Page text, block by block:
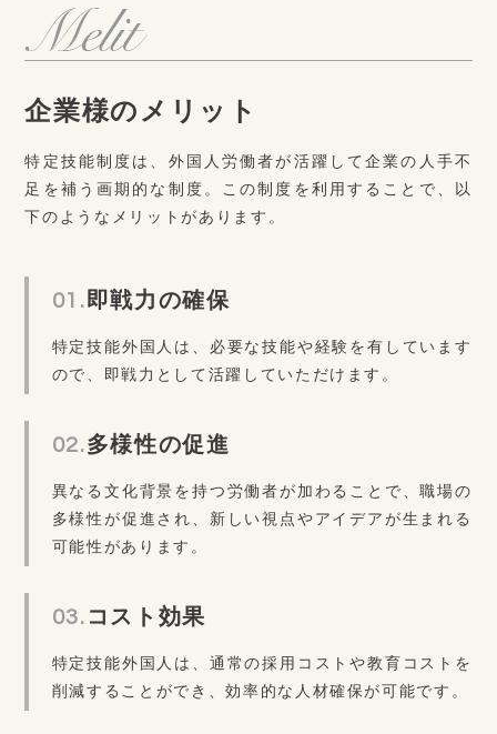
企業様のメリット
特定技能制度は、外国人労働者が活躍して企業の人手不
足を補う画期的な制度。この制度を利用することで、以
下のようなメリットがあります。
01.即戦力の確保
特定技能外国人は、必要な技能や経験を有しています
ので、即戦力として活躍していただけます。
02.多様性の促進
異なる文化背景を持つ労働者が加わることで、職場の
多様性が促進され、新しい視点やアイデアが生まれる
可能性があります。
03. コスト効果
特定技能外国人は、通常の採用コストや教育コストを
削減することができ、効率的な人材確保が可能です。